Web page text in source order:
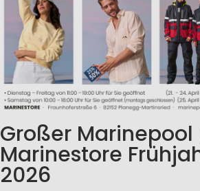
Großer
Marinestore
2026